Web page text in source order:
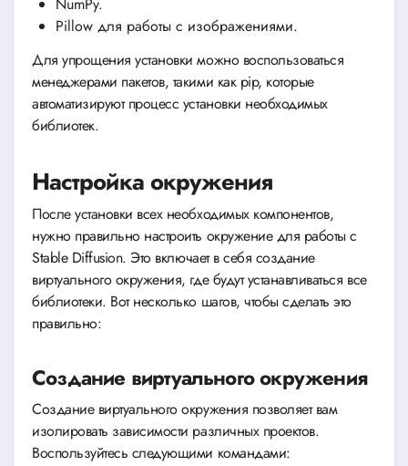
NumPy.
Pillow для работы с изображениями.
Для упрощения установки можно воспользоваться
менеджерами пакетов, такими как pip, которые
автоматизируют процесс установки необходимых
библиотек.
Настройка окружения
После установки всех необходимых компонентов,
нужно правильно настроить окружение для работы с
Stable Diffusion. Это включает в себя создание
виртуального окружения, где будут устанавливаться все
библиотеки. Вот несколько шагов, чтобы сделать это
правильно:
Создание виртуального окружения
Создание виртуального окружения позволяет вам
изолировать зависимости различных проектов.
Воспользуйтесь следующими командами: